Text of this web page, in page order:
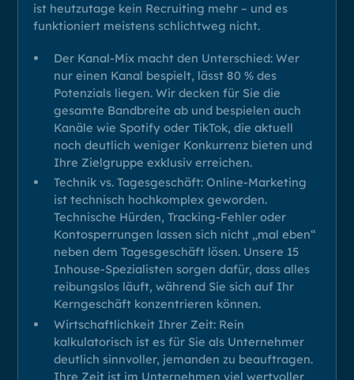
ist heutzutage kein Recruiting mehr – und es
funktioniert meistens schlichtweg nicht.
Der Kanal-Mix macht den Unterschied: Wer
nur einen Kanal bespielt, lässt 80 % des
Potenzials liegen. Wir decken für Sie die
gesamte Bandbreite ab und bespielen auch
Kanäle wie Spotify oder TikTok, die aktuell
noch deutlich weniger Konkurrenz bieten und
Ihre Zielgruppe exklusiv erreichen.
Technik vs. Tagesgeschäft: Online-Marketing
ist technisch hochkomplex geworden.
Technische Hürden, Tracking-Fehler oder
Kontosperrungen lassen sich nicht „mal eben“
neben dem Tagesgeschäft lösen. Unsere 15
Inhouse-Spezialisten sorgen dafür, dass alles
reibungslos läuft, während Sie sich auf Ihr
Kerngeschäft konzentrieren können.
Wirtschaftlichkeit Ihrer Zeit: Rein
kalkulatorisch ist es für Sie als Unternehmer
deutlich sinnvoller, jemanden zu beauftragen.
Ihre Zeit ist im Unternehmen viel wertvoller